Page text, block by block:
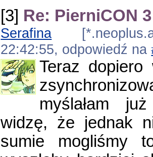
[3] Re: PierniCON
Serafina
22:42:55, odpowiedź na
Teraz
myślałam
widzę, że jednak
sumie mogliśmy